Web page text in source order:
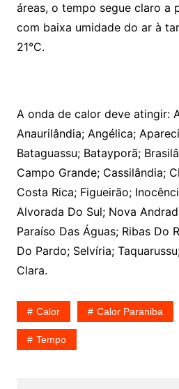
áreas, o tempo segue claro a
com baixa umidade do ar à
21°C.
A onda de calor deve atingir:
Anaurilândia; Angélica;
Bataguassu; Batayporã;
Campo Grande; Cassilândia;
Costa Rica; Figueirão;
Alvorada Do Sul; Nova
Paraíso Das Águas; Ribas Do
Do Pardo; Selvíria;
Clara.
Calor Calor Paraniba
Tempo